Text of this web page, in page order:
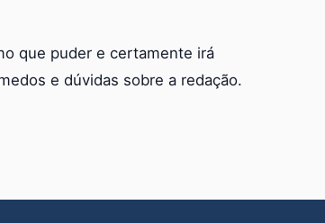
que puder e certamente irá
e dúvidas sobre a redação.